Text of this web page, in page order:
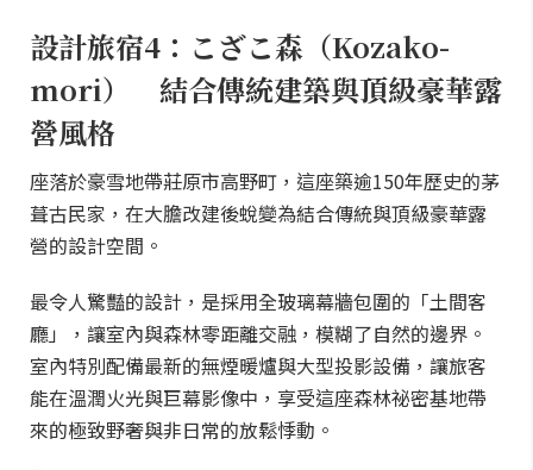
設計旅宿4：こざこ森（Kozako-
mori） 結合傳統建築與頂級豪華露
營風格
座落於豪雪地帶莊原市高野町，這座築逾150年歷史的茅
葺古民家，在大膽改建後蛻變為結合傳統與頂級豪華露
營的設計空間。
最令人驚豔的設計，是採用全玻璃幕牆包圍的「土間客
廳」，讓室內與森林零距離交融，模糊了自然的邊界。
室內特別配備最新的無煙暖爐與大型投影設備，讓旅客
能在溫潤火光與巨幕影像中，享受這座森林祕密基地帶
來的極致野奢與非日常的放鬆悸動。